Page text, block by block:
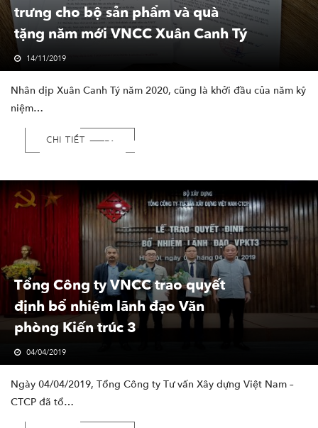
trưng cho bộ sản phẩm và quà
tặng năm mới VNCC Xuân Canh Tý
2020.
14/11/2019
Nhân dịp Xuân Canh Tý năm 2020, cũng là khởi đầu của năm kỷ
niệm…
CHI TIẾT
Tổng Công ty VNCC trao quyết
định bổ nhiệm lãnh đạo Văn
phòng Kiến trúc 3
04/04/2019
Ngày 04/04/2019, Tổng Công ty Tư vấn Xây dựng Việt Nam –
CTCP đã tổ…